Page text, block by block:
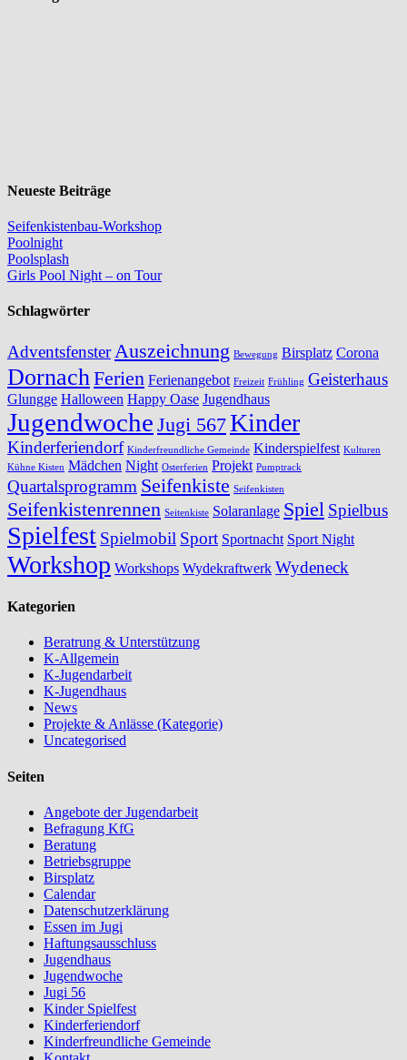
Neueste Beiträge
Seifenkistenbau-Workshop
Poolnight
Poolsplash
Girls Pool Night – on Tour
Schlagwörter
Adventsfenster Auszeichnung Bewegung Birsplatz Corona
Dornach Ferien Ferienangebot Freizeit Frühling Geisterhaus
Glungge Halloween Happy Oase Jugendhaus
Jugendwoche Jugi 567Kinder
Kinderferiendorf Kinderfreundliche Gemeinde Kinderspielfest Kulturen
Kühne Kisten Mädchen Night Osterferien Projekt Pumptrack
Quartalsprogramm Seifenkiste Seifenkisten
Seifenkistenrennen Seitenkiste Solaranlage Spiel Spielbus
Spielfest Spielmobil Sport Sportnacht Sport Night
Workshop Workshops Wydekraftwerk Wydeneck
Kategorien
Beratrung & Unterstützung
K-Allgemein
K-Jugendarbeit
K-Jugendhaus
News
Projekte & Anlässe (Kategorie)
Uncategorised
Seiten
Angebote der Jugendarbeit
Befragung KfG
Beratung
Betriebsgruppe
Birsplatz
Calendar
Datenschutzerklärung
Essen im Jugi
Haftungsausschluss
Jugendhaus
Jugendwoche
Jugi 56
Kinder Spielfest
Kinderferiendorf
Kinderfreundliche Gemeinde